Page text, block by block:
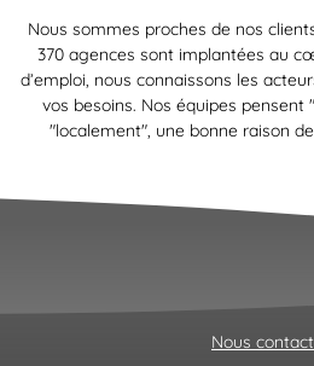
Nous sommes proches de nos
370 agences sont implantées au
d’emploi, nous connaissons les
vos besoins. Nos équipes
"localement", une bonne raison
Nous